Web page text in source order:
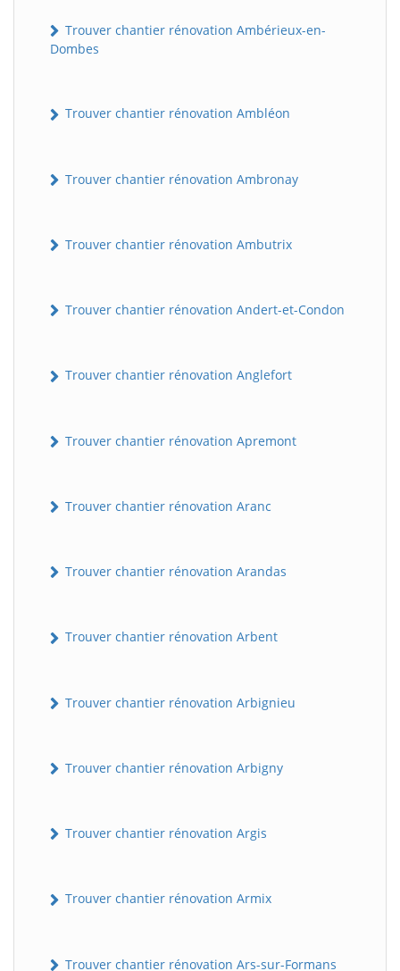
Trouver chantier rénovation Ambérieux-en-
Dombes
Trouver chantier rénovation Ambléon
Trouver chantier rénovation Ambronay
Trouver chantier rénovation Ambutrix
Trouver chantier rénovation Andert-et-Condon
Trouver chantier rénovation Anglefort
Trouver chantier rénovation Apremont
Trouver chantier rénovation Aranc
Trouver chantier rénovation Arandas
Trouver chantier rénovation Arbent
Trouver chantier rénovation Arbignieu
Trouver chantier rénovation Arbigny
Trouver chantier rénovation Argis
Trouver chantier rénovation Armix
Trouver chantier rénovation Ars-sur-Formans